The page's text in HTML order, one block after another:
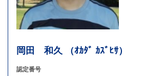
岡田 和久 （ｵｶﾀﾞ ｶｽﾞﾋｻ）
認定番号